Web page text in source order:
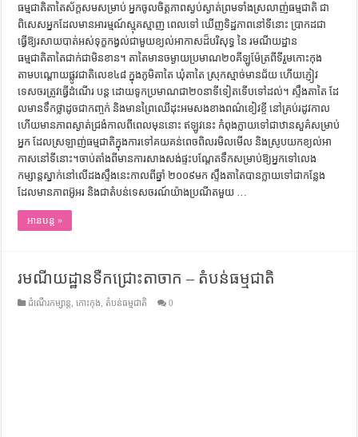
ធម្មជាតិតាតៃស័ក្តសមសម្រាប់ អ្នកចូលចិត្តភាពស្ងប់ស្ងាត់ព្រមទាំងស្រលាញ់ធម្មជាតិ ជា
ពិសេស​អ្នក​ដែល​​មានអារម្មណ៍​ស្មុគ​ស្មាញ ពេលទៅ ឃើញទិដ្ឋភាពនៅទីនោះ ប្រាកដជា
ធ្វើឱ្យរសាយបាត់អស់ទុក្ខ​កង្វល់​ជា​មួយខ្យល់អាកាស​ដ៏បរិសុទ្ធ នៃ រមណីយដ្ឋាន
ធម្មជាតិតាតៃជាក់ជាមិនខាន។ តាតៃមាន​ចម្ងាយ​ប្រមាណ​២០​គីឡូ​ម៉ែត្រពី​ទី​រួម​កោះកុង
តាម​បណ្តោយ​ផ្លូវ​ជាតិ​លេខ​៤៨ ​ក្នុង​ភូមិ​តាតៃ ​ឃុំ​តាតៃ​ ស្រុក​ស្មាច់​មាន​​​ជ័យ ហើយភ្ញៀវ
ទេសចរ​ត្រូវ​ធ្វើដំណើរ បន្ត ដោយទូកប្រមាណជា២០នាទីទៀតទើបទៅដល់។ ស្ទឹ​ងតា​​តៃ​ ​ដែ​
លមានទឹក​ថ្លា​ដូ​ច​ជា​ក​ញ្ច​ក់​ ​​និ​ង​មា​ន​ព្រៃ​ឈើ​ដុះ​អ​ម​ស​ង​ខា​ង​ព​ណ៌​ខៀ​វ​ខ្ចី​ ​នៅ​គ្រ​ប់​រ​ដូ​វ​កា​ល​ ​
ហើ​យ​មា​ន​ភា​ព​ស្ងា​ត់​ជ្រងំ​កា​​លពី​ពេ​ល​មុ​​ននោះ​ ​​ឥ​ឡូ​វនេះ ​​កំ​ពុ​ង​ក្លា​យ​ទៅ​ជា​ឋា​ន​សួ​​គ៌​ស​ម្រា​ប់​
អ្ន​ក ​ដែ​ល​ស្រ​ឡា​ញ់​ធ​ម្ម​ជា​តិ​​ក្នុ​ង​កា​រ​ទៅ​គ​យ​គ​ន់​​ពេ​ចពិ​ល​រ​​មិ​ល​​មើ​ល​ ​និ​ងស្រូ​​ប​យ​កខ្យ​ល់​អា​
កា​ស​នៅ​ទី​នោះ​។​ចាប់តាំងពីមានការសាងសង់ផ្ទះបណ្តែតទឹកសម្រាប់ឱ្យអ្នកទៅលេង
កម្សាន្តស្នាក់នៅលើដងស្ទឹង​នេះកាល​ពីឆ្នាំ ២០០៩មក ស្ទឹងតាតៃបានក្លាយទៅជាកន្លែង
ដែលមានភាពអ៊ូអរ និងជាតំបន់ទេសចរណ៍យ៉ាង​ប្រណីតមួយ …
អានបន្ត »
រមណីយដ្ឋានទឺកជ្រោះតាចាក – តំបន់ធម្មជាតិ
ដំណើរកម្សាន្ត ,កោះកុង តំបន់ធម្មជាតិ 0